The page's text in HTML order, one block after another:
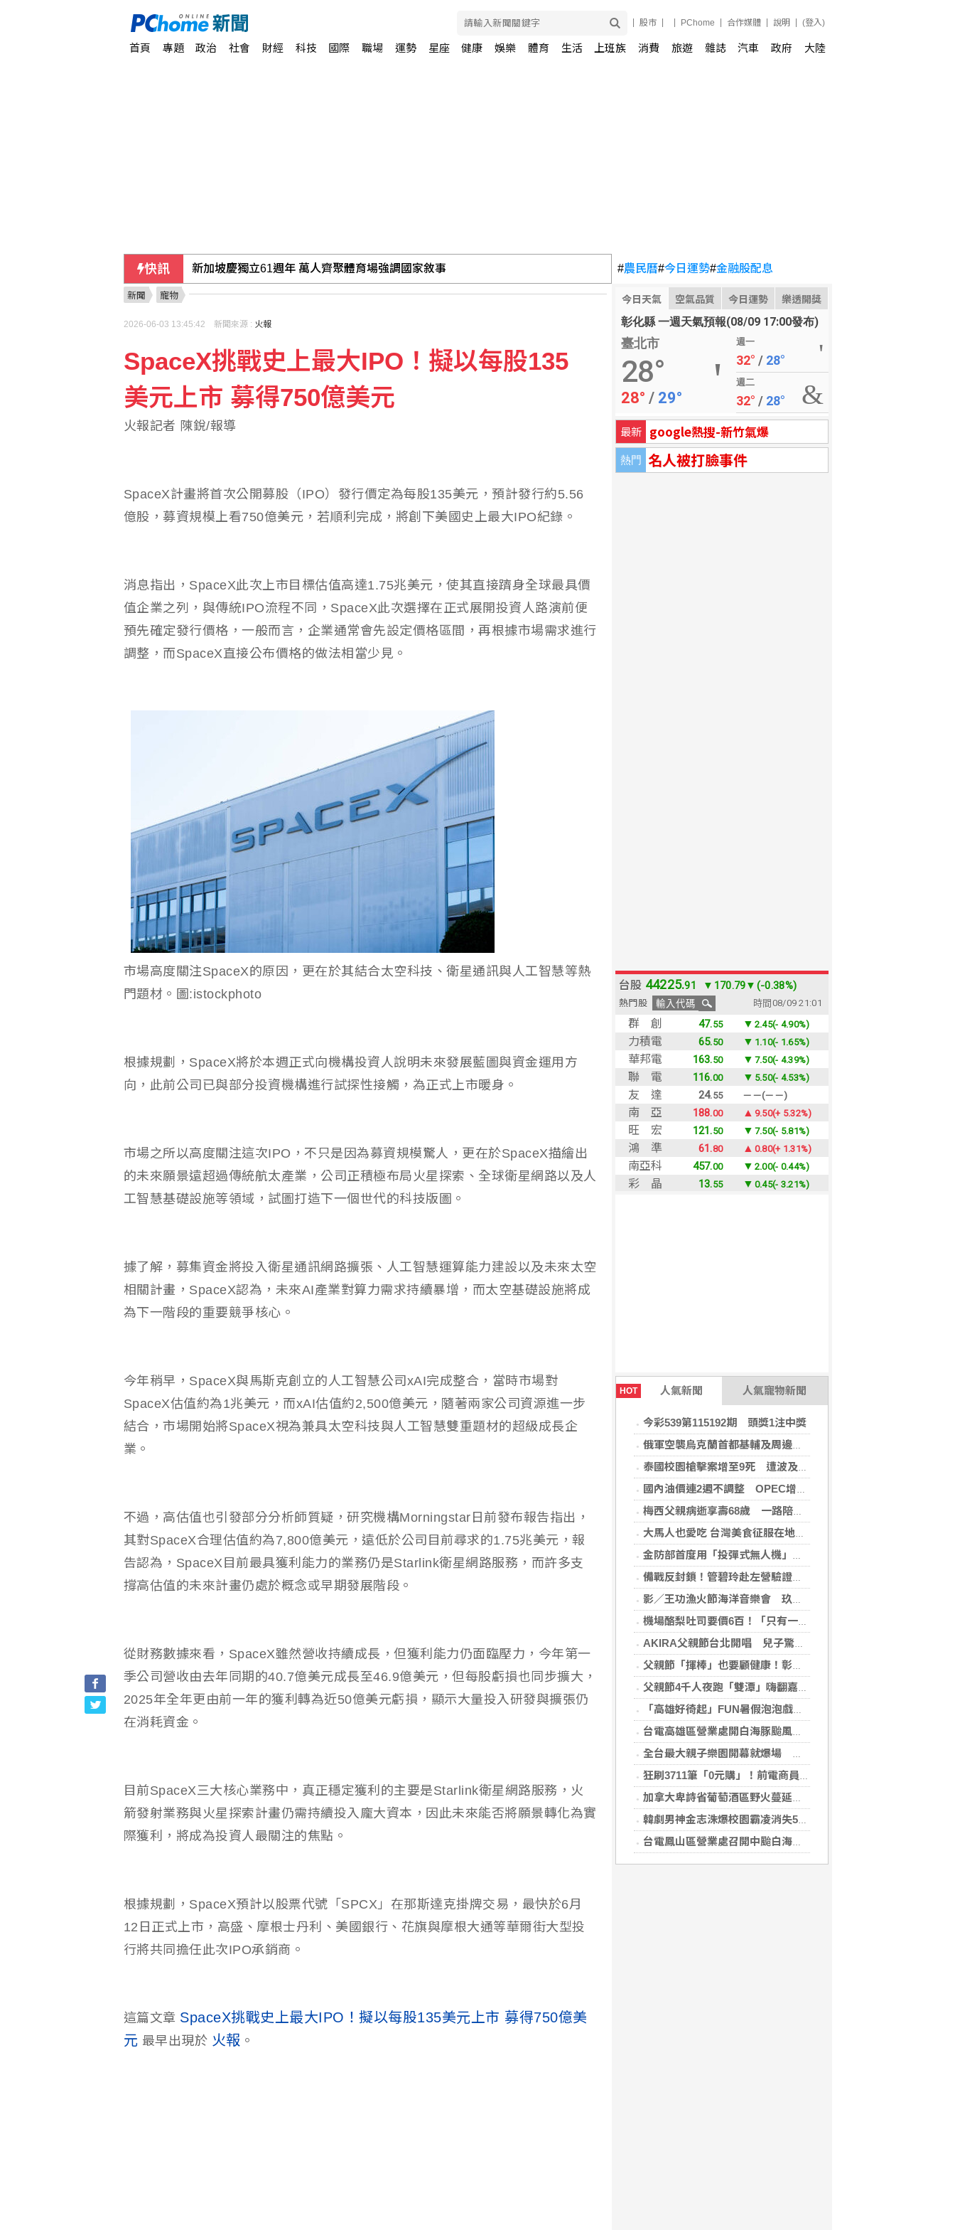
股市 PChome 合作媒體 說明 (登入)
首頁 專題 政治 社會 財經 科技 國際 職場 運勢 星座 健康 娛樂 體育 生活 上班族 消費 旅遊 雜誌 汽車 政府 大陸
快訊 台糖：下半年停購外購粗油 自主進口黃豆產製成品油
颱風白海豚登陸中國浙江 最大風力14級
新加坡慶獨立61週年 萬人齊聚體育場強調國家敘事
#農民曆#今日運勢#金融股配息
今日天氣 空氣品質 今日運勢 樂透開獎
彰化縣 一週天氣預報(08/09 17:00發布)
臺北市
28°
28° / 29°
週一
32° / 28°
週二
32° / 28°
最新 google熱搜-新竹氣爆
熱門 名人被打臉事件
HOT 人氣新聞 人氣寵物新聞
今彩539第115192期 頭獎1注中獎
俄軍空襲烏克蘭首都基輔及周邊區域 造成4人喪命
泰國校園槍擊案增至9死 遭波及12歲女童不治
國內油價連2週不調整 OPEC增產國際油價跌
梅西父親病逝享壽68歲 一路陪伴兒子闖蕩足壇
大馬人也愛吃 台灣美食征服在地味蕾
金防部首度用「投彈式無人機」火力圍剿敵軍
備戰反封鎖！管碧玲赴左營驗證海巡平戰轉換
影／王功漁火節海洋音樂會 玖壹壹壓軸、煙火嗨翻王功漁港
機場酪梨吐司要價6百！「只有一片麵包」旅客傻眼 專家揭高價背後原因
AKIRA父親節台北開唱 兒子驚喜獻聲「爸爸I Love You」
父親節「揮棒」也要顧健康！彰基現身原民壘球賽
父親節4千人夜跑「雙潭」嗨翻嘉義 黃敏惠鳴槍：運動打造幸福城市
「高雄好徛起」FUN暑假泡泡戲水樂園開張囉
台電高雄區營業處開白海豚颱風災害整備會議
全台最大親子樂園開幕就爆場 首日3萬人湧入、輕軌人次暴增20倍
狂刷3711筆「0元購」！前電商員工鑽漏洞 家中倉庫塞滿1143件家電
加拿大卑詩省葡萄酒區野火蔓延 數千居民撤離
韓劇男神金志洙爆校園霸凌消失5年 轉戰菲律賓近況曝光
台電鳳山區營業處召開中颱白海豚整備會議
新聞 寵物
2026-06-03 13:45:42 新聞來源 : 火報
SpaceX挑戰史上最大IPO！擬以每股135
美元上市 募得750億美元
火報記者 陳銳/報導
SpaceX計畫將首次公開募股（IPO）發行價定為每股135美元，預計發行約5.56
億股，募資規模上看750億美元，若順利完成，將創下美國史上最大IPO紀錄。
消息指出，SpaceX此次上市目標估值高達1.75兆美元，使其直接躋身全球最具價
值企業之列，與傳統IPO流程不同，SpaceX此次選擇在正式展開投資人路演前便
預先確定發行價格，一般而言，企業通常會先設定價格區間，再根據市場需求進行
調整，而SpaceX直接公布價格的做法相當少見。
市場高度關注SpaceX的原因，更在於其結合太空科技、衛星通訊與人工智慧等熱
門題材。圖:istockphoto
根據規劃，SpaceX將於本週正式向機構投資人說明未來發展藍圖與資金運用方
向，此前公司已與部分投資機構進行試探性接觸，為正式上市暖身。
市場之所以高度關注這次IPO，不只是因為募資規模驚人，更在於SpaceX描繪出
的未來願景遠超過傳統航太產業，公司正積極布局火星探索、全球衛星網路以及人
工智慧基礎設施等領域，試圖打造下一個世代的科技版圖。
據了解，募集資金將投入衛星通訊網路擴張、人工智慧運算能力建設以及未來太空
相關計畫，SpaceX認為，未來AI產業對算力需求持續暴增，而太空基礎設施將成
為下一階段的重要競爭核心。
今年稍早，SpaceX與馬斯克創立的人工智慧公司xAI完成整合，當時市場對
SpaceX估值約為1兆美元，而xAI估值約2,500億美元，隨著兩家公司資源進一步
結合，市場開始將SpaceX視為兼具太空科技與人工智慧雙重題材的超級成長企
業。
不過，高估值也引發部分分析師質疑，研究機構Morningstar日前發布報告指出，
其對SpaceX合理估值約為7,800億美元，遠低於公司目前尋求的1.75兆美元，報
告認為，SpaceX目前最具獲利能力的業務仍是Starlink衛星網路服務，而許多支
撐高估值的未來計畫仍處於概念或早期發展階段。
從財務數據來看，SpaceX雖然營收持續成長，但獲利能力仍面臨壓力，今年第一
季公司營收由去年同期的40.7億美元成長至46.9億美元，但每股虧損也同步擴大，
2025年全年更由前一年的獲利轉為近50億美元虧損，顯示大量投入研發與擴張仍
在消耗資金。
目前SpaceX三大核心業務中，真正穩定獲利的主要是Starlink衛星網路服務，火
箭發射業務與火星探索計畫仍需持續投入龐大資本，因此未來能否將願景轉化為實
際獲利，將成為投資人最關注的焦點。
根據規劃，SpaceX預計以股票代號「SPCX」在那斯達克掛牌交易，最快於6月
12日正式上市，高盛、摩根士丹利、美國銀行、花旗與摩根大通等華爾街大型投
行將共同擔任此次IPO承銷商。
這篇文章 SpaceX挑戰史上最大IPO！擬以每股135美元上市 募得750億美
元 最早出現於 火報 。